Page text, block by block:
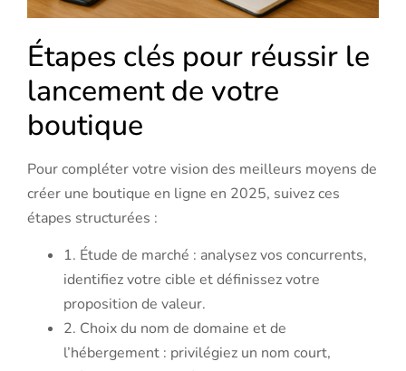
Étapes clés pour réussir le
lancement de votre
boutique
Pour compléter votre vision des meilleurs moyens de
créer une boutique en ligne en 2025, suivez ces
étapes structurées :
1. Étude de marché : analysez vos concurrents,
identifiez votre cible et définissez votre
proposition de valeur.
2. Choix du nom de domaine et de
l’hébergement : privilégiez un nom court,